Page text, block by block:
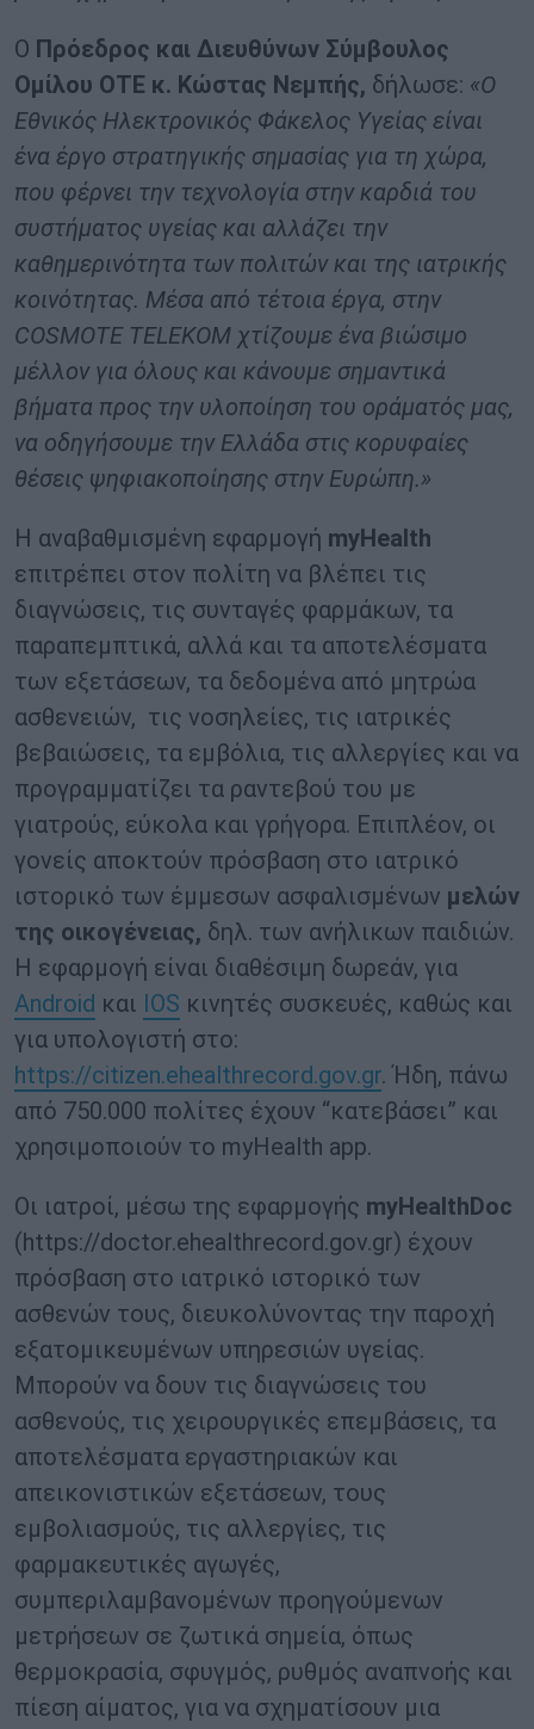
Ο Πρόεδρος και Διευθύνων Σύμβουλος
Ομίλου ΟΤΕ κ. Κώστας Νεμπής, δήλωσε: «Ο
Εθνικός Ηλεκτρονικός Φάκελος Υγείας είναι
ένα έργο στρατηγικής σημασίας για τη χώρα,
που φέρνει την τεχνολογία στην καρδιά του
συστήματος υγείας και αλλάζει την
καθημερινότητα των πολιτών και της ιατρικής
κοινότητας. Μέσα από τέτοια έργα, στην
COSMOTE TELEKOM χτίζουμε ένα βιώσιμο
μέλλον για όλους και κάνουμε σημαντικά
βήματα προς την υλοποίηση του οράματός μας,
να οδηγήσουμε την Ελλάδα στις κορυφαίες
θέσεις ψηφιακοποίησης στην Ευρώπη.»
Η αναβαθμισμένη εφαρμογή myHealth
επιτρέπει στον πολίτη να βλέπει τις
διαγνώσεις, τις συνταγές φαρμάκων, τα
παραπεμπτικά, αλλά και τα αποτελέσματα
των εξετάσεων, τα δεδομένα από μητρώα
ασθενειών, τις νοσηλείες, τις ιατρικές
βεβαιώσεις, τα εμβόλια, τις αλλεργίες και να
προγραμματίζει τα ραντεβού του με
γιατρούς, εύκολα και γρήγορα. Επιπλέον, οι
γονείς αποκτούν πρόσβαση στο ιατρικό
ιστορικό των έμμεσων ασφαλισμένων μελών
της οικογένειας, δηλ. των ανήλικων παιδιών.
Η εφαρμογή είναι διαθέσιμη δωρεάν, για
Αndroid και ΙΟS κινητές συσκευές, καθώς και
για υπολογιστή στο:
https://citizen.ehealthrecord.gov.gr. Ήδη, πάνω
από 750.000 πολίτες έχουν “κατεβάσει” και
χρησιμοποιούν το myHealth app.
Οι ιατροί, μέσω της εφαρμογής myHealthDoc
(https://doctor.ehealthrecord.gov.gr) έχουν
πρόσβαση στο ιατρικό ιστορικό των
ασθενών τους, διευκολύνοντας την παροχή
εξατομικευμένων υπηρεσιών υγείας.
Μπορούν να δουν τις διαγνώσεις του
ασθενούς, τις χειρουργικές επεμβάσεις, τα
αποτελέσματα εργαστηριακών και
απεικονιστικών εξετάσεων, τους
εμβολιασμούς, τις αλλεργίες, τις
φαρμακευτικές αγωγές,
συμπεριλαμβανομένων προηγούμενων
μετρήσεων σε ζωτικά σημεία, όπως
θερμοκρασία, σφυγμός, ρυθμός αναπνοής και
πίεση αίματος, για να σχηματίσουν μια